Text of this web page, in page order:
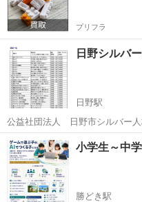
プリフラ
日野シルバ
日野駅
公益社団法人 日野市シルバー人
が講師を努めます。 講座開催日
https://webc.sjc.ne.jp/hino-sc/
東京 日野市 日野駅 そ
小学生～中
勝どき駅